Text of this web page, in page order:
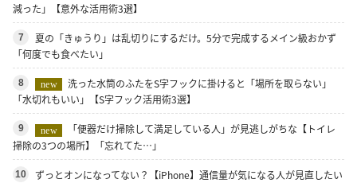
減った」【意外な活用術3選】
7
夏の「きゅうり」は乱切りにするだけ。5分で完成するメイン級おかず
「何度でも食べたい」
8 new
洗った水筒のふたをS字フックに掛けると「場所を取らない」
「水切れもいい」【S字フック活用術3選】
9 new
「便器だけ掃除して満足している人」が見逃しがちな【トイレ
掃除の3つの場所】「忘れてた…」
10
ずっとオンになってない？【iPhone】通信量が気になる人が見直したい